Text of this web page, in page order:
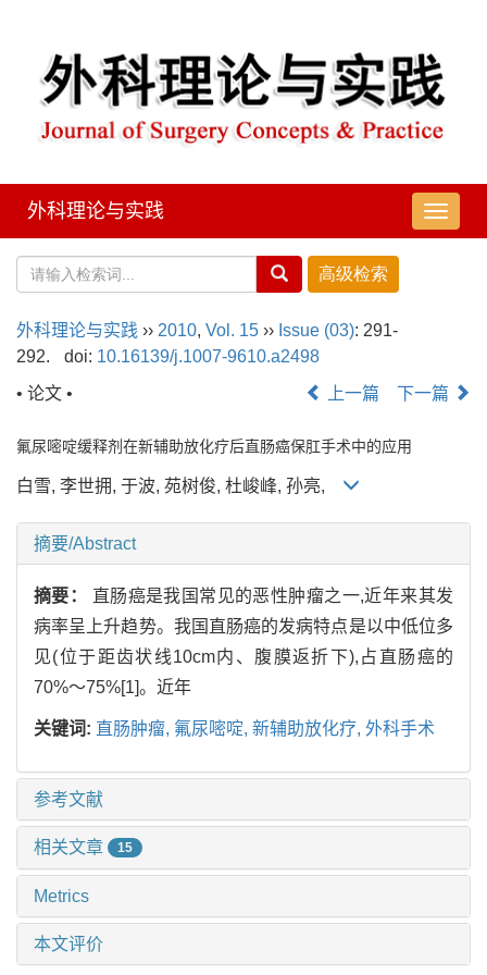
导
航
外科理论与实践
外科理论与实践 ›› 2010, Vol. 15 ›› Issue (03): 291-
292.
doi: 10.16139/j.1007-9610.a2498
• 论文 •
上一篇 下一篇
氟尿嘧啶缓释剂在新辅助放化疗后直肠癌保肛手术中的应用
白雪, 李世拥, 于波, 苑树俊, 杜峻峰, 孙亮,
摘要/Abstract
摘要： 直肠癌是我国常见的恶性肿瘤之一,近年来其发
病率呈上升趋势。我国直肠癌的发病特点是以中低位多
见(位于距齿状线10cm内、腹膜返折下),占直肠癌的
70%～75%[1]。近年
关键词: 直肠肿瘤, 氟尿嘧啶, 新辅助放化疗, 外科手术
参考文献
相关文章 15
Metrics
本文评价